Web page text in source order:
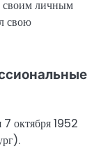
своим личным
свою
октября 1952